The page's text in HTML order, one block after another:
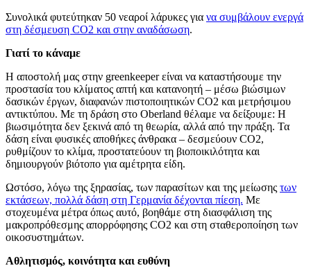
Συνολικά φυτεύτηκαν 50 νεαροί λάρυκες για να συμβάλουν ενεργά
στη δέσμευση CO2 και στην αναδάσωση.
Γιατί το κάναμε
Η αποστολή μας στην greenkeeper είναι να καταστήσουμε την
προστασία του κλίματος απτή και κατανοητή – μέσω βιώσιμων
δασικών έργων, διαφανών πιστοποιητικών CO2 και μετρήσιμου
αντικτύπου. Με τη δράση στο Oberland θέλαμε να δείξουμε: Η
βιωσιμότητα δεν ξεκινά από τη θεωρία, αλλά από την πράξη. Τα
δάση είναι φυσικές αποθήκες άνθρακα – δεσμεύουν CO2,
ρυθμίζουν το κλίμα, προστατεύουν τη βιοποικιλότητα και
δημιουργούν βιότοπο για αμέτρητα είδη.
Ωστόσο, λόγω της ξηρασίας, των παρασίτων και της μείωσης των
εκτάσεων, πολλά δάση στη Γερμανία δέχονται πίεση. Με
στοχευμένα μέτρα όπως αυτό, βοηθάμε στη διασφάλιση της
μακροπρόθεσμης απορρόφησης CO2 και στη σταθεροποίηση των
οικοσυστημάτων.
Αθλητισμός, κοινότητα και ευθύνη